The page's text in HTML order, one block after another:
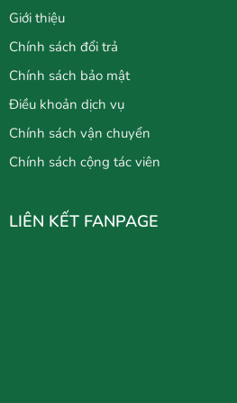
Giới thiệu
Chính sách đổi trả
Chính sách bảo mật
Điều khoản dịch vụ
Chính sách vận chuyển
Chính sách cộng tác viên
LIÊN KẾT FANPAGE